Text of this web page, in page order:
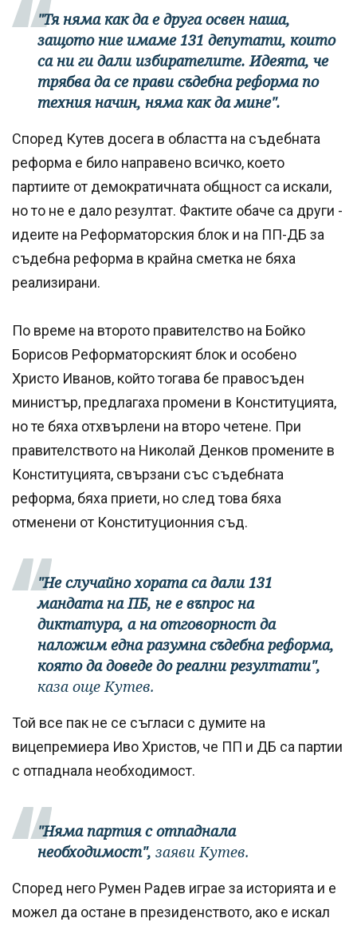
"Тя няма как да е друга освен наша,
защото ние имаме 131 депутати, които
са ни ги дали избирателите. Идеята, че
трябва да се прави съдебна реформа по
техния начин, няма как да мине".
Според Кутев досега в областта на съдебната
реформа е било направено всичко, което
партиите от демократичната общност са искали,
но то не е дало резултат. Фактите обаче са други -
идеите на Реформаторския блок и на ПП-ДБ за
съдебна реформа в крайна сметка не бяха
реализирани.
По време на второто правителство на Бойко
Борисов Реформаторският блок и особено
Христо Иванов, който тогава бе правосъден
министър, предлагаха промени в Конституцията,
но те бяха отхвърлени на второ четене. При
правителството на Николай Денков промените в
Конституцията, свързани със съдебната
реформа, бяха приети, но след това бяха
отменени от Конституционния съд.
"Не случайно хората са дали 131
мандата на ПБ, не е въпрос на
диктатура, а на отговорност да
наложим една разумна съдебна реформа,
която да доведе до реални резултати",
каза още Кутев.
Той все пак не се съгласи с думите на
вицепремиера Иво Христов, че ПП и ДБ са партии
с отпаднала необходимост.
"Няма партия с отпаднала
необходимост", заяви Кутев.
Според него Румен Радев играе за историята и е
можел да остане в президенството, ако е искал